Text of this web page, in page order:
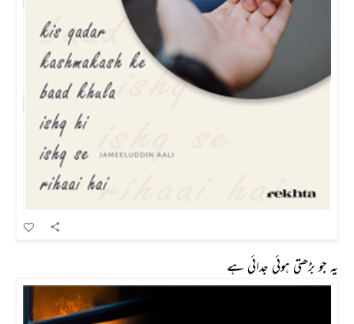
یہ جو بڑھتی ہوئی جدائی ہے